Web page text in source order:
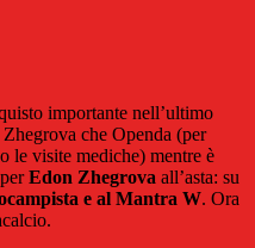
importante nell’ultimo
che Openda (per
le visite mediche) mentre è
Edon Zhegrova all’asta: su
e al Mantra W. Ora